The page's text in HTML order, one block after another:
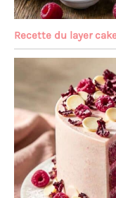
Recette du layer